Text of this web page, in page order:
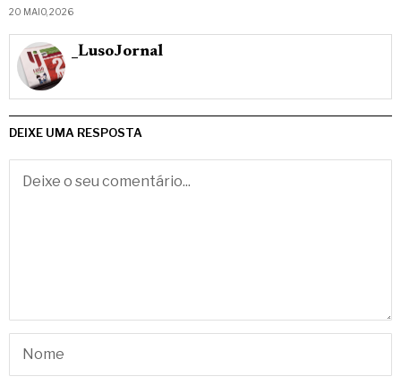
20 MAIO, 2026
_LusoJornal
DEIXE UMA RESPOSTA